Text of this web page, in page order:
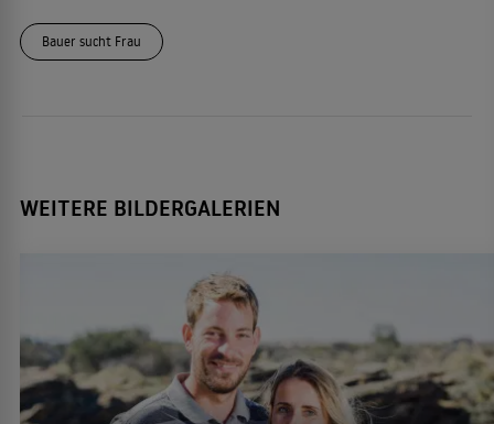
Bauer sucht Frau
WEITERE BILDERGALERIEN